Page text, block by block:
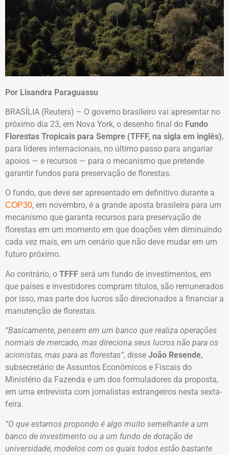
Por Lisandra Paraguassu
BRASÍLIA (Reuters) – O governo brasileiro vai apresentar no
próximo dia 23, em Nova York, o desenho final do Fundo
Florestas Tropicais para Sempre (TFFF, na sigla em inglês),
para líderes internacionais, no último passo para angariar
apoios — e recursos — para o mecanismo que pretende
garantir fundos para preservação de florestas.
O fundo, que deve ser apresentado em definitivo durante a
COP30, em novembro, é a grande aposta brasileira para um
mecanismo que garanta recursos para preservação de
florestas em um momento em que doações vêm diminuindo
cada vez mais, em um cenário que não deve mudar em um
futuro próximo.
Ao contrário, o TFFF será um fundo de investimentos, em
que países e investidores compram títulos, são remunerados
por isso, mas parte dos lucros são direcionados a financiar a
manutenção de florestas.
“Basicamente, pensem em um banco que realiza operações
normais de mercado, mas direciona seus lucros não para os
acionistas, mas para as florestas”, disse João Resende,
subsecretário de Assuntos Econômicos e Fiscais do
Ministério da Fazenda e um dos formuladores da proposta,
em uma entrevista com jornalistas estrangeiros nesta sexta-
feira.
“O que estamos propondo é algo muito semelhante a um
banco de investimento ou a um fundo de dotação de
universidade, modelos com os quais todos estão bastante